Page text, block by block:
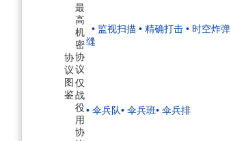
协
议
图
鉴
最
高
机
密
协
议
• 监视扫描 • 精确打击 • 时空炸弹
缝
仅
战
役
用
协
• 伞兵队• 伞兵班• 伞兵排